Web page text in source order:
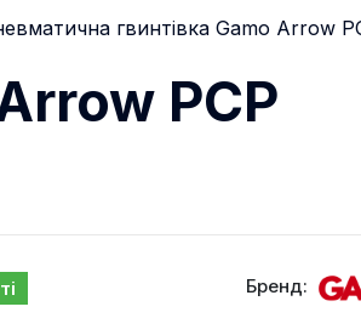
гвинтівка Gamo Arrow
PCP
Бренд: